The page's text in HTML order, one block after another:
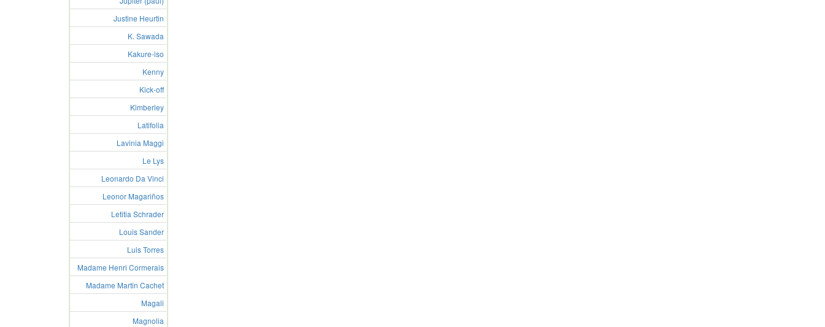
Justine Heurtin
K. Sawada
Kakure-iso
Kenny
Kick-off
Kimberley
Latifolia
Lavinia Maggi
Le Lys
Leonardo Da Vinci
Leonor Magariños
Letitia Schrader
Louis Sander
Luis Torres
Madame Henri Cormerais
Madame Martin Cachet
Magali
Magnolia